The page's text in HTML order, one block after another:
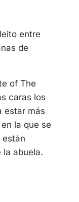
entre
de
of The
caras los
estar más
la que se
están
la abuela.